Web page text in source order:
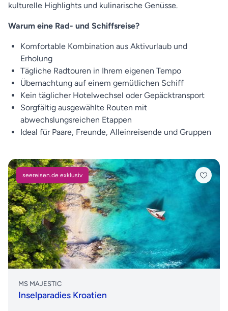
kulturelle Highlights und kulinarische Genüsse.
Warum eine Rad- und Schiffsreise?
Komfortable Kombination aus Aktivurlaub und
Erholung
Tägliche Radtouren in Ihrem eigenen Tempo
Übernachtung auf einem gemütlichen Schiff
Kein täglicher Hotelwechsel oder Gepäcktransport
Sorgfältig ausgewählte Routen mit
abwechslungsreichen Etappen
Ideal für Paare, Freunde, Alleinreisende und Gruppen
seereisen.de exklusiv
MS MAJESTIC
Inselparadies Kroatien